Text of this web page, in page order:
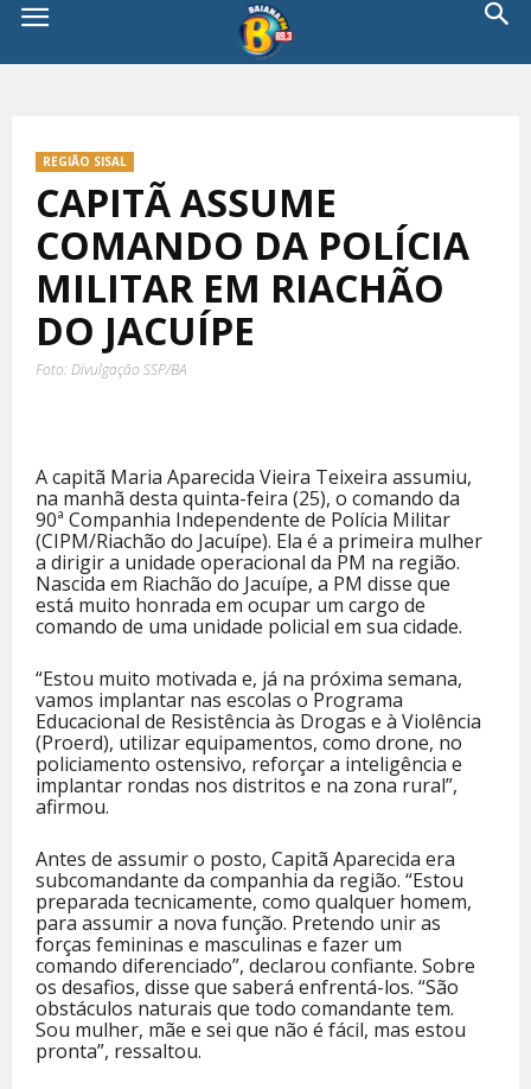
REGIÃO SISAL
CAPITÃ ASSUME
COMANDO DA POLÍCIA
MILITAR EM RIACHÃO
DO JACUÍPE
Foto: Divulgação SSP/BA
A capitã Maria Aparecida Vieira Teixeira assumiu,
na manhã desta quinta-feira (25), o comando da
90ª Companhia Independente de Polícia Militar
(CIPM/Riachão do Jacuípe). Ela é a primeira mulher
a dirigir a unidade operacional da PM na região.
Nascida em Riachão do Jacuípe, a PM disse que
está muito honrada em ocupar um cargo de
comando de uma unidade policial em sua cidade.
“Estou muito motivada e, já na próxima semana,
vamos implantar nas escolas o Programa
Educacional de Resistência às Drogas e à Violência
(Proerd), utilizar equipamentos, como drone, no
policiamento ostensivo, reforçar a inteligência e
implantar rondas nos distritos e na zona rural”,
afirmou.
Antes de assumir o posto, Capitã Aparecida era
subcomandante da companhia da região. “Estou
preparada tecnicamente, como qualquer homem,
para assumir a nova função. Pretendo unir as
forças femininas e masculinas e fazer um
comando diferenciado”, declarou confiante. Sobre
os desafios, disse que saberá enfrentá-los. “São
obstáculos naturais que todo comandante tem.
Sou mulher, mãe e sei que não é fácil, mas estou
pronta”, ressaltou.